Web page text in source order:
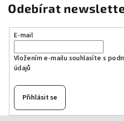
Odebírat
E-mail
Vložením e-mailu souhlasíte s
údajů
Přihlásit se